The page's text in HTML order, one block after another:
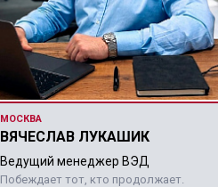
МОСКВА
ВЯЧЕСЛАВ ЛУКАШИК
Ведущий менеджер ВЭД
Побеждает тот, кто продолжает.